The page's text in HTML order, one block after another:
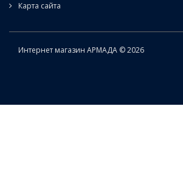
Карта сайта
Интернет магазин АРМАДА © 2026